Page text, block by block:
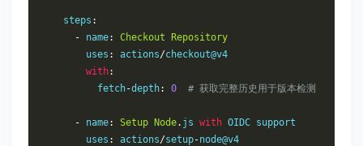
    steps
:
- name: Checkout Repository
        uses
: actions/checkout@v4
with:
          fetch
-depth: 0 # 获取完整历史用于版本检测
- name: Setup Node. js with OIDC support
        uses
: actions/setup-node@v4